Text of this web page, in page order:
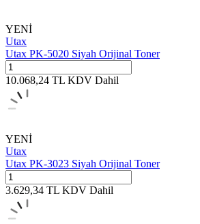
YENİ
Utax
Utax PK-5020 Siyah Orijinal Toner
10.068,24 TL KDV Dahil
YENİ
Utax
Utax PK-3023 Siyah Orijinal Toner
3.629,34 TL KDV Dahil